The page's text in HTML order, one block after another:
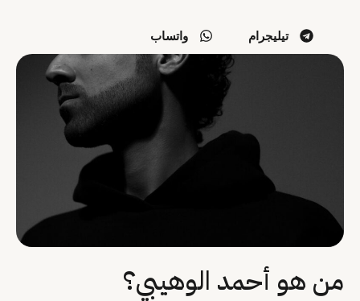
تيليجرام واتساب
من هو أحمد الوهيبي؟